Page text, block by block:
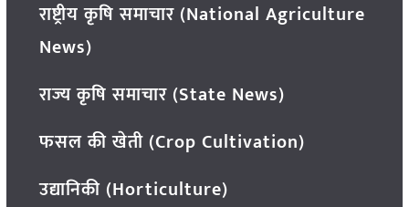
राष्ट्रीय कृषि समाचार (National Agriculture
News)
राज्य कृषि समाचार (State News)
फसल की खेती (Crop Cultivation)
उद्यानिकी (Horticulture)